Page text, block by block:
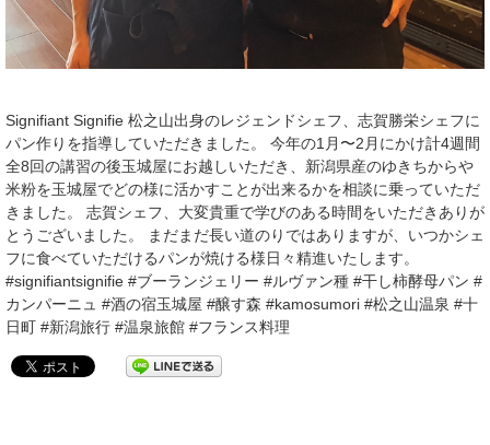
Signifiant Signifie 松之山出身のレジェンドシェフ、志賀勝栄シェフに
パン作りを指導していただきました。 今年の1月〜2月にかけ計4週間
全8回の講習の後玉城屋にお越しいただき、新潟県産のゆきちからや
米粉を玉城屋でどの様に活かすことが出来るかを相談に乗っていただ
きました。 志賀シェフ、大変貴重で学びのある時間をいただきありが
とうございました。 まだまだ長い道のりではありますが、いつかシェ
フに食べていただけるパンが焼ける様日々精進いたします。
#signifiantsignifie #ブーランジェリー #ルヴァン種 #干し柿酵母パン #
カンパーニュ #酒の宿玉城屋 #醸す森 #kamosumori #松之山温泉 #十
日町 #新潟旅行 #温泉旅館 #フランス料理